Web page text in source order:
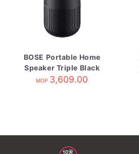
BOSE Portable Home
Speaker Triple Black
MOP 3,609.00